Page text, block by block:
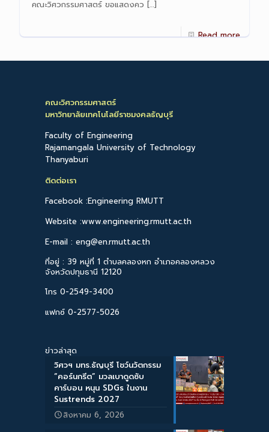
คณะวิศวกรรมศาสตร์ ขอแสดงคว […]
Read more
คณะวิศวกรรมศาสตร์
มหาวิทยาลัยเทคโนโลยีราชมงคลธัญบุรี
Faculty of Engineering
Rajamangala University of Technology
Thanyaburi
ติดต่อเรา
Facebook :Engineering RMUTT
Website :www.engineering.rmutt.ac.th
E-mail : eng@en.rmutt.ac.th
ที่อยู่ : 39 หมู่ที่ 1 ตำบลคลองหก อำเภอคลองหลวง
จังหวัดปทุมธานี 12120
โทร 0-2549-3400
แฟกซ์ 0-2577-5026
ข่าวล่าสุด
วิศวฯ มทร.ธัญบุรี โชว์นวัตกรรม
“คอร์นกรีต” มวลเบาดูดซับ
คาร์บอน หนุน SDGs ในงาน
Sustrends 2027
สิงหาคม 6, 2026